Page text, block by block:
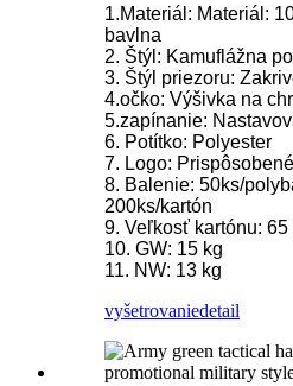
1.Materiál: Materiál:
bavlna
2. Štýl: Kamuflážna
3. Štýl priezoru:
4.očko: Výšivka na
5.zapínanie:
6. Potítko: Polyester
7. Logo: Prispôsobené
8. Balenie: 50ks/
200ks/kartón
9. Veľkosť kartónu: 65
10. GW: 15 kg
11. NW: 13 kg
vyšetrovaniedetail